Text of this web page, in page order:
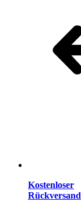
Kostenloser
Rückversand